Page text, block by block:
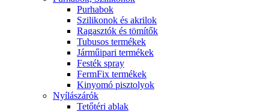
Purhabok
Szilikonok és akrilok
Ragasztók és tömítők
Tubusos termékek
Járműipari termékek
Festék spray
FermFix termékek
Kinyomó pisztolyok
Nyílászárók
Tetőtéri ablak